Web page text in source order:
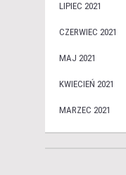
LIPIEC 2021
CZERWIEC 2021
MAJ 2021
KWIECIEŃ 2021
MARZEC 2021